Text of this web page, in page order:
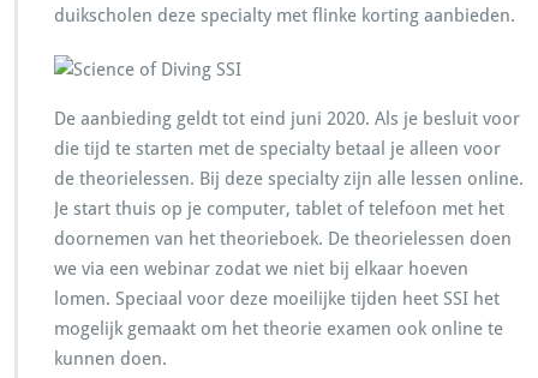
duikscholen deze specialty met flinke korting aanbieden.
De aanbieding geldt tot eind juni 2020. Als je besluit voor
die tijd te starten met de specialty betaal je alleen voor
de theorielessen. Bij deze specialty zijn alle lessen online.
Je start thuis op je computer, tablet of telefoon met het
doornemen van het theorieboek. De theorielessen doen
we via een webinar zodat we niet bij elkaar hoeven
lomen. Speciaal voor deze moeilijke tijden heet SSI het
mogelijk gemaakt om het theorie examen ook online te
kunnen doen.